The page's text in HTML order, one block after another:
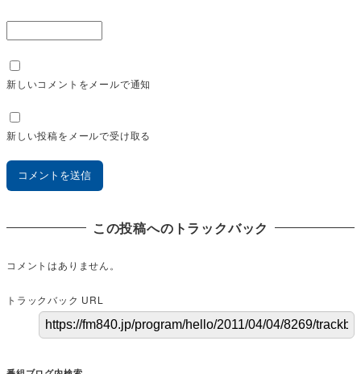
新しいコメントをメールで通知
新しい投稿をメールで受け取る
この投稿へのトラックバック
コメントはありません。
トラックバック URL